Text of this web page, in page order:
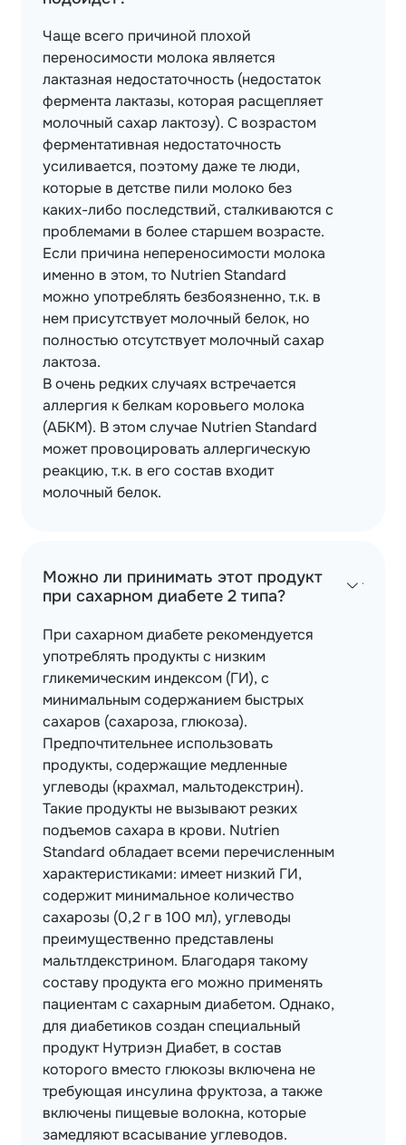
Чаще всего причиной плохой
переносимости молока является
лактазная недостаточность (недостаток
фермента лактазы, которая расщепляет
молочный сахар лактозу). С возрастом
ферментативная недостаточность
усиливается, поэтому даже те люди,
которые в детстве пили молоко без
каких-либо последствий, сталкиваются с
проблемами в более старшем возрасте.
Если причина непереносимости молока
именно в этом, то Nutrien Standard
можно употреблять безбоязненно, т.к. в
нем присутствует молочный белок, но
полностью отсутствует молочный сахар
лактоза.
В очень редких случаях встречается
аллергия к белкам коровьего молока
(АБКМ). В этом случае Nutrien Standard
может провоцировать аллергическую
реакцию, т.к. в его состав входит
молочный белок.
Можно ли принимать этот продукт
при сахарном диабете 2 типа?
При сахарном диабете рекомендуется
употреблять продукты с низким
гликемическим индексом (ГИ), с
минимальным содержанием быстрых
сахаров (сахароза, глюкоза).
Предпочтительнее использовать
продукты, содержащие медленные
углеводы (крахмал, мальтодекстрин).
Такие продукты не вызывают резких
подъемов сахара в крови. Nutrien
Standard обладает всеми перечисленным
характеристиками: имеет низкий ГИ,
содержит минимальное количество
сахарозы (0,2 г в 100 мл), углеводы
преимущественно представлены
мальтлдекстрином. Благодаря такому
составу продукта его можно применять
пациентам с сахарным диабетом. Однако,
для диабетиков создан специальный
продукт Нутриэн Диабет, в состав
которого вместо глюкозы включена не
требующая инсулина фруктоза, а также
включены пищевые волокна, которые
замедляют всасывание углеводов.